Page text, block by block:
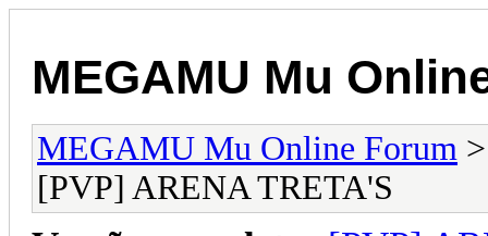
MEGAMU Mu
MEGAMU Mu Online Forum
[PVP] ARENA TRETA'S